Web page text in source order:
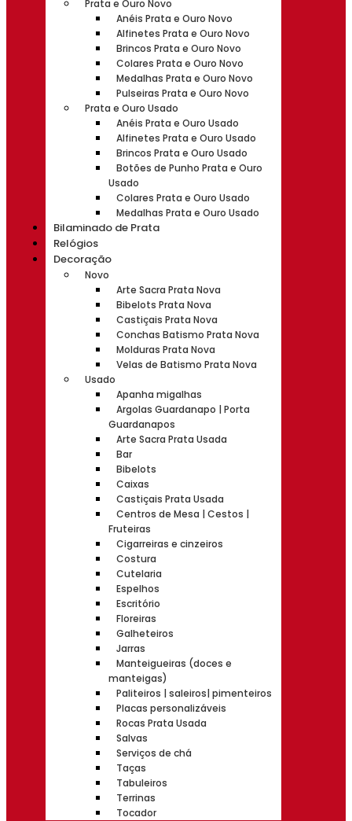
Prata e Ouro Novo
Anéis Prata e Ouro Novo
Alfinetes Prata e Ouro Novo
Brincos Prata e Ouro Novo
Colares Prata e Ouro Novo
Medalhas Prata e Ouro Novo
Pulseiras Prata e Ouro Novo
Prata e Ouro Usado
Anéis Prata e Ouro Usado
Alfinetes Prata e Ouro Usado
Brincos Prata e Ouro Usado
Botões de Punho Prata e Ouro
Usado
Colares Prata e Ouro Usado
Medalhas Prata e Ouro Usado
Bilaminado de Prata
Relógios
Decoração
Novo
Arte Sacra Prata Nova
Bibelots Prata Nova
Castiçais Prata Nova
Conchas Batismo Prata Nova
Molduras Prata Nova
Velas de Batismo Prata Nova
Usado
Apanha migalhas
Argolas Guardanapo | Porta
Guardanapos
Arte Sacra Prata Usada
Bar
Bibelots
Caixas
Castiçais Prata Usada
Centros de Mesa | Cestos |
Fruteiras
Cigarreiras e cinzeiros
Costura
Cutelaria
Espelhos
Escritório
Floreiras
Galheteiros
Jarras
Manteigueiras (doces e
manteigas)
Paliteiros | saleiros| pimenteiros
Placas personalizáveis
Rocas Prata Usada
Salvas
Serviços de chá
Taças
Tabuleiros
Terrinas
Tocador